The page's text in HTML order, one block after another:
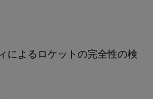
によるロケットの完全性の検